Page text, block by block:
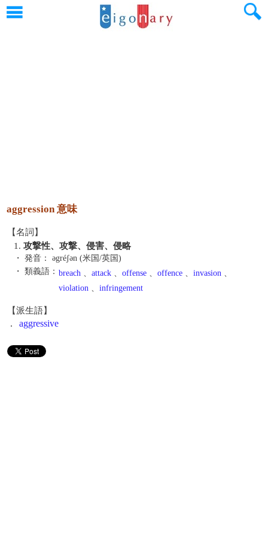
aggression 意味
【名詞】
1. 攻撃性、攻撃、侵害、侵略
・ 発音：
əgréʃən (米国/英国)
・ 類義語： breach 、 attack 、 offense 、 offence 、 invasion 、
violation 、 infringement
【派生語】
. aggressive